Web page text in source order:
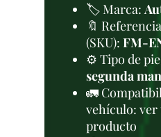
🏷️ Marca:
🔖
(SKU): FM-
⚙️ Tipo de
segunda
🚛
vehículo:
producto